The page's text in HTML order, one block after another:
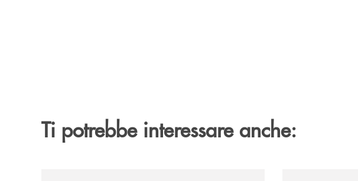
Ti potrebbe interessare anche: